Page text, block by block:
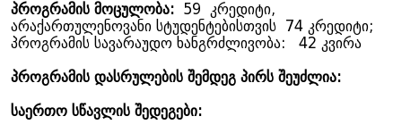
პროგრამის მოცულობა: 59 კრედიტი,
არაქართულენოვანი სტუდენტებისთვის 74 კრედიტი;
პროგრამის სავარაუდო ხანგრძლივობა: 42 კვირა
პროგრამის დასრულების შემდეგ პირს შეუძლია:
საერთო სწავლის შედეგები: